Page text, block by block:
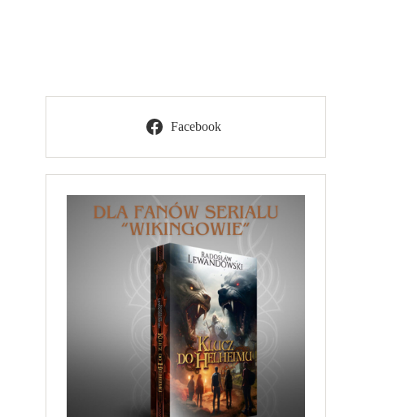
Facebook